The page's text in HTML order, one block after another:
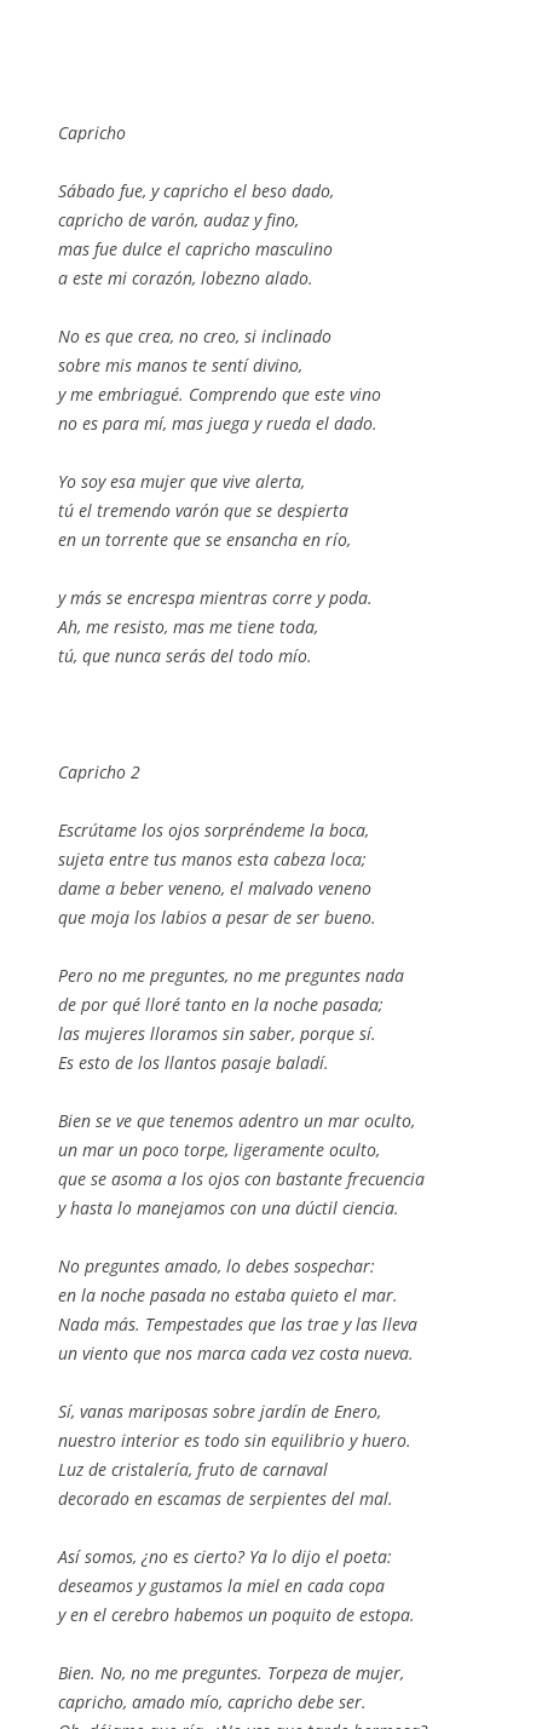
Capricho
Sábado fue, y capricho el beso dado,
capricho de varón, audaz y fino,
mas fue dulce el capricho masculino
a este mi corazón, lobezno alado.
No es que crea, no creo, si inclinado
sobre mis manos te sentí divino,
y me embriagué. Comprendo que este vino
no es para mí, mas juega y rueda el dado.
Yo soy esa mujer que vive alerta,
tú el tremendo varón que se despierta
en un torrente que se ensancha en río,
y más se encrespa mientras corre y poda.
Ah, me resisto, mas me tiene toda,
tú, que nunca serás del todo mío.
Capricho 2
Escrútame los ojos sorpréndeme la boca,
sujeta entre tus manos esta cabeza loca;
dame a beber veneno, el malvado veneno
que moja los labios a pesar de ser bueno.
Pero no me preguntes, no me preguntes nada
de por qué lloré tanto en la noche pasada;
las mujeres lloramos sin saber, porque sí.
Es esto de los llantos pasaje baladí.
Bien se ve que tenemos adentro un mar oculto,
un mar un poco torpe, ligeramente oculto,
que se asoma a los ojos con bastante frecuencia
y hasta lo manejamos con una dúctil ciencia.
No preguntes amado, lo debes sospechar:
en la noche pasada no estaba quieto el mar.
Nada más. Tempestades que las trae y las lleva
un viento que nos marca cada vez costa nueva.
Sí, vanas mariposas sobre jardín de Enero,
nuestro interior es todo sin equilibrio y huero.
Luz de cristalería, fruto de carnaval
decorado en escamas de serpientes del mal.
Así somos, ¿no es cierto? Ya lo dijo el poeta:
deseamos y gustamos la miel en cada copa
y en el cerebro habemos un poquito de estopa.
Bien. No, no me preguntes. Torpeza de mujer,
capricho, amado mío, capricho debe ser.